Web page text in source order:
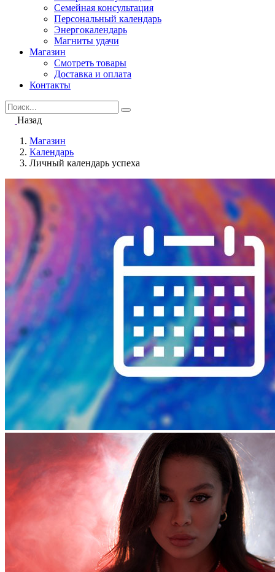
Семейная консультация
Персональный календарь
Энергокалендарь
Магниты удачи
Магазин
Смотреть товары
Доставка и оплата
Контакты
Search
forНазад
Магазин
Календарь
Личный календарь успеха